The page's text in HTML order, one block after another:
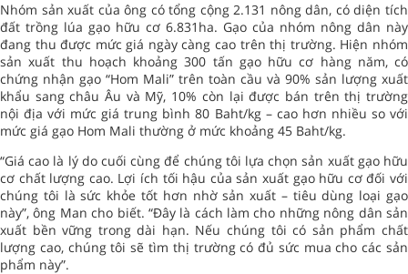
Nhóm sản xuất của ông có tổng cộng 2.131 nông dân, có diện tích
đất trồng lúa gạo hữu cơ 6.831ha. Gạo của nhóm nông dân này
đang thu được mức giá ngày càng cao trên thị trường. Hiện nhóm
sản xuất thu hoạch khoảng 300 tấn gạo hữu cơ hàng năm, có
chứng nhận gạo “Hom Mali” trên toàn cầu và 90% sản lượng xuất
khẩu sang châu Âu và Mỹ, 10% còn lại được bán trên thị trường
nội địa với mức giá trung bình 80 Baht/kg – cao hơn nhiều so với
mức giá gạo Hom Mali thường ở mức khoảng 45 Baht/kg.
“Giá cao là lý do cuối cùng để chúng tôi lựa chọn sản xuất gạo hữu
cơ chất lượng cao. Lợi ích tối hậu của sản xuất gạo hữu cơ đối với
chúng tôi là sức khỏe tốt hơn nhờ sản xuất – tiêu dùng loại gạo
này”, ông Man cho biết. “Đây là cách làm cho những nông dân sản
xuất bền vững trong dài hạn. Nếu chúng tôi có sản phẩm chất
lượng cao, chúng tôi sẽ tìm thị trường có đủ sức mua cho các sản
phẩm này”.